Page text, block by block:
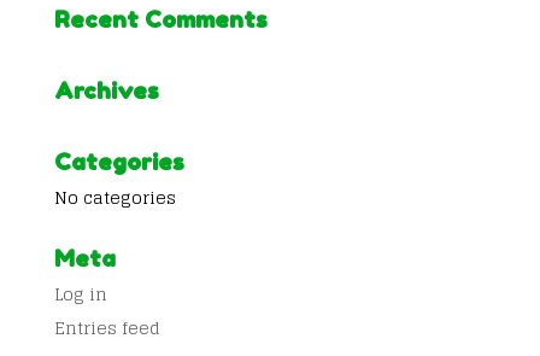
Recent Comments
Archives
Categories
No categories
Meta
Log in
Entries feed